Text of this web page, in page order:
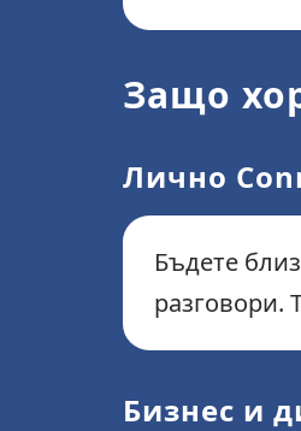
Защо
Лично
Бъдете
разговори.
Бизнес и